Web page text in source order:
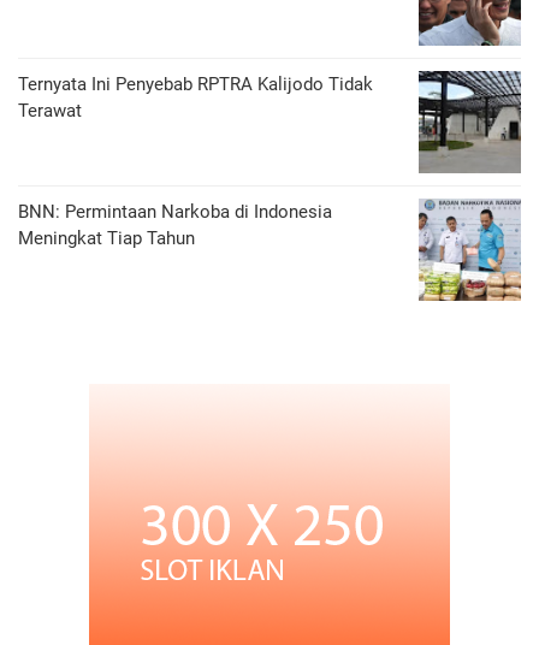
Ternyata Ini Penyebab RPTRA Kalijodo Tidak
Terawat
BNN: Permintaan Narkoba di Indonesia
Meningkat Tiap Tahun